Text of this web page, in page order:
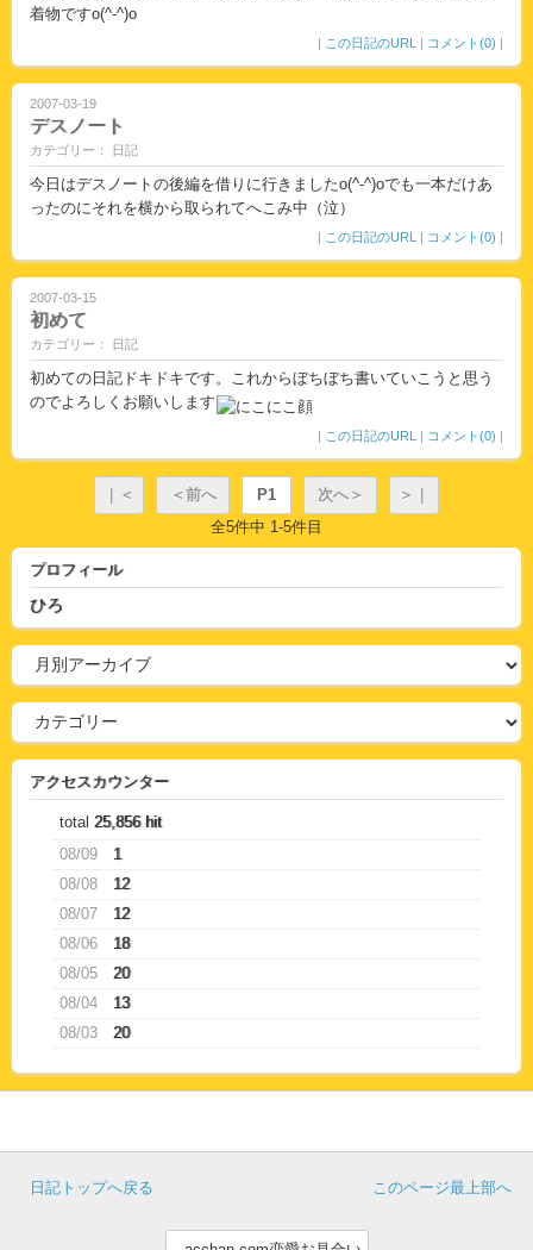
着物ですo(^-^)o
| この日記のURL | コメント(0) |
2007-03-19
デスノート
カテゴリー： 日記
今日はデスノートの後編を借りに行きましたo(^-^)oでも一本だけあ
ったのにそれを横から取られてへこみ中（泣）
| この日記のURL | コメント(0) |
2007-03-15
初めて
カテゴリー： 日記
初めての日記ドキドキです。これからぼちぼち書いていこうと思う
のでよろしくお願いします
| この日記のURL | コメント(0) |
｜＜ ＜前へ P1 次へ＞
＞｜
全5件中 1-5件目
プロフィール
ひろ
アクセスカウンター
total 25,856 hit
08/09
1
08/08
12
08/07
12
08/06
18
08/05
20
08/04
13
08/03
20
このページ最上部へ
日記トップへ戻る